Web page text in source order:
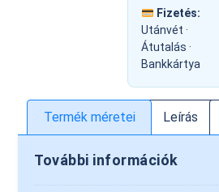
Fizetés:
Utánvét ·
Átutalás ·
Bankkártya
Termék méretei Leírás
További információk